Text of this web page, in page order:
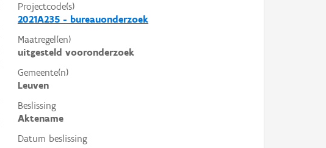
Projectcode(s)
2021A235 - bureauonderzoek
Maatregel(en)
uitgesteld vooronderzoek
Gemeente(n)
Leuven
Beslissing
Aktename
Datum beslissing